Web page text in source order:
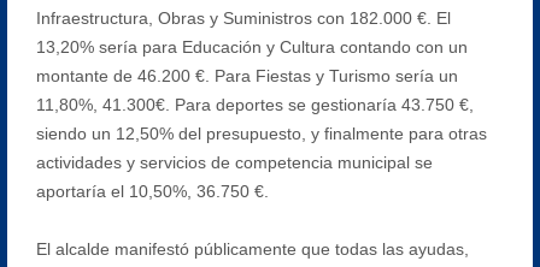
Infraestructura, Obras y Suministros con 182.000 €. El
13,20% sería para Educación y Cultura contando con un
montante de 46.200 €. Para Fiestas y Turismo sería un
11,80%, 41.300€. Para deportes se gestionaría 43.750 €,
siendo un 12,50% del presupuesto, y finalmente para otras
actividades y servicios de competencia municipal se
aportaría el 10,50%, 36.750 €.
El alcalde manifestó públicamente que todas las ayudas,